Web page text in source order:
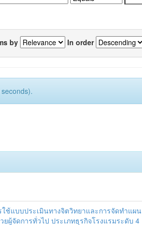
by In order
ช้แบบประเมินทางจิตวิทยาและการจัดทำแผน
ผู้จัดการทั่วไป ประเภทธุรกิจโรงแรมระดับ 4